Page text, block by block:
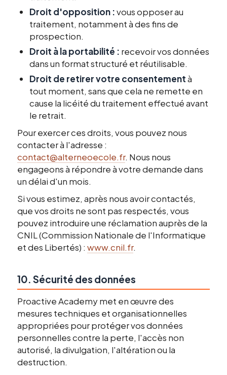
Droit d'opposition :vous opposer au
traitement, notamment à des fins de
prospection.
Droit à la portabilité : recevoir vos données
dans un format structuré et réutilisable.
Droit de retirer votre consentementà
tout moment, sans que cela ne remette en
cause la licéité du traitement effectué avant
le retrait.
Pour exercer ces droits, vous pouvez nous
contacter à l'adresse :
contact@alterneoecole.fr. Nous nous
engageons à répondre à votre demande dans
un délai d'un mois.
Si vous estimez, après nous avoir contactés,
que vos droits ne sont pas respectés, vous
pouvez introduire une réclamation auprès de la
CNIL (Commission Nationale de l'Informatique
et des Libertés) : www.cnil.fr.
10. Sécurité des données
Proactive Academy met en œuvre des
mesures techniques et organisationnelles
appropriées pour protéger vos données
personnelles contre la perte, l'accès non
autorisé, la divulgation, l'altération ou la
destruction.